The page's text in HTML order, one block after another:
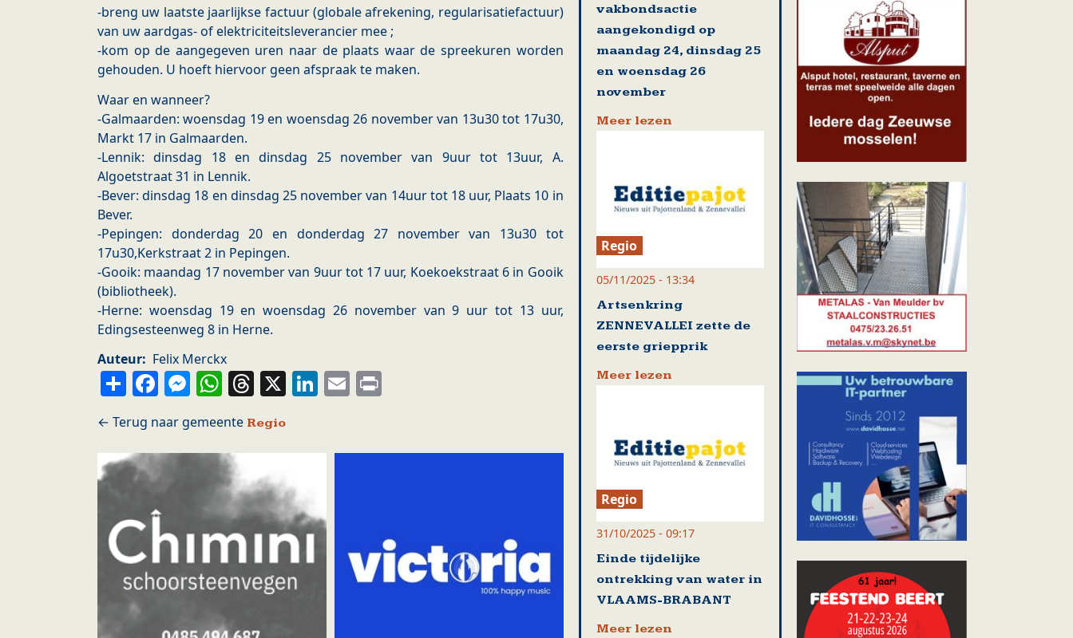
-breng uw laatste jaarlijkse factuur (globale afrekening, regularisatiefactuur)
van uw aardgas- of elektriciteitsleverancier mee ;
-kom op de aangegeven uren naar de plaats waar de spreekuren worden
gehouden. U hoeft hiervoor geen afspraak te maken.
Waar en wanneer?
-Galmaarden: woensdag 19 en woensdag 26 november van 13u30 tot 17u30,
Markt 17 in Galmaarden.
-Lennik: dinsdag 18 en dinsdag 25 november van 9uur tot 13uur, A.
Algoetstraat 31 in Lennik.
-Bever: dinsdag 18 en dinsdag 25 november van 14uur tot 18 uur, Plaats 10 in
Bever.
-Pepingen: donderdag 20 en donderdag 27 november van 13u30 tot
17u30,Kerkstraat 2 in Pepingen.
-Gooik: maandag 17 november van 9uur tot 17 uur, Koekoekstraat 6 in Gooik
(bibliotheek).
-Herne: woensdag 19 en woensdag 26 november van 9 uur tot 13 uur,
Edingsesteenweg 8 in Herne.
Auteur
Felix Merckx
ShareFacebook
Messenger
WhatsApp
Threads
X LinkedIn
Email
Regio
vakbondsactie
aangekondigd op
maandag 24, dinsdag 25
en woensdag 26
november
Meer lezen
Regio
05/11/2025 - 13:34
Artsenkring
ZENNEVALLEI zette de
eerste griepprik
Meer lezen
Regio
31/10/2025 - 09:17
Einde tijdelijke
ontrekking van water in
VLAAMS-BRABANT
Meer lezen